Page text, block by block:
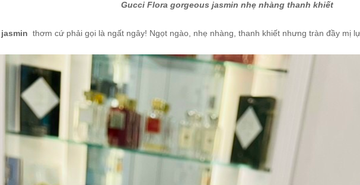
Gucci Flora gorgeous jasmin nhẹ nhàng thanh khiết
thơm cứ phải gọi là ngất ngây! Ngọt ngào, nhẹ nhàng, thanh khiết nhưng tràn đầy mị